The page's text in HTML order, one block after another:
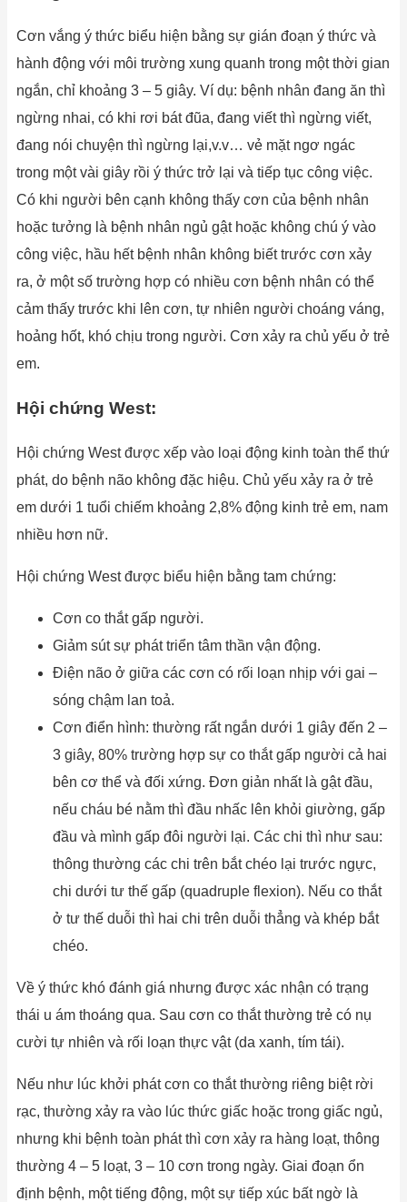
Cơn vắng ý thức biểu hiện bằng sự gián đoạn ý thức và
hành động với môi trường xung quanh trong một thời gian
ngắn, chỉ khoảng 3 – 5 giây. Ví dụ: bệnh nhân đang ăn thì
ngừng nhai, có khi rơi bát đũa, đang viết thì ngừng viết,
đang nói chuyện thì ngừng lại,v.v… vẻ mặt ngơ ngác
trong một vài giây rồi ý thức trở lại và tiếp tục công việc.
Có khi người bên cạnh không thấy cơn của bệnh nhân
hoặc tưởng là bệnh nhân ngủ gật hoặc không chú ý vào
công việc, hầu hết bệnh nhân không biết trước cơn xảy
ra, ở một số trường hợp có nhiều cơn bệnh nhân có thể
cảm thấy trước khi lên cơn, tự nhiên người choáng váng,
hoảng hốt, khó chịu trong người. Cơn xảy ra chủ yếu ở trẻ
em.
Hội chứng West:
Hội chứng West được xếp vào loại động kinh toàn thể thứ
phát, do bệnh não không đặc hiệu. Chủ yếu xảy ra ở trẻ
em dưới 1 tuổi chiếm khoảng 2,8% động kinh trẻ em, nam
nhiều hơn nữ.
Hội chứng West được biểu hiện bằng tam chứng:
Cơn co thắt gấp người.
Giảm sút sự phát triển tâm thần vận động.
Điện não ở giữa các cơn có rối loạn nhịp với gai –
sóng chậm lan toả.
Cơn điển hình: thường rất ngắn dưới 1 giây đến 2 –
3 giây, 80% trường hợp sự co thắt gấp người cả hai
bên cơ thể và đối xứng. Đơn giản nhất là gật đầu,
nếu cháu bé nằm thì đầu nhấc lên khỏi giường, gấp
đầu và mình gấp đôi người lại. Các chi thì như sau:
thông thường các chi trên bắt chéo lại trước ngực,
chi dưới tư thế gấp (quadruple flexion). Nếu co thắt
ở tư thế duỗi thì hai chi trên duỗi thẳng và khép bắt
chéo.
Về ý thức khó đánh giá nhưng được xác nhận có trạng
thái u ám thoáng qua. Sau cơn co thắt thường trẻ có nụ
cười tự nhiên và rối loạn thực vật (da xanh, tím tái).
Nếu như lúc khởi phát cơn co thắt thường riêng biệt rời
rạc, thường xảy ra vào lúc thức giấc hoặc trong giấc ngủ,
nhưng khi bệnh toàn phát thì cơn xảy ra hàng loạt, thông
thường 4 – 5 loạt, 3 – 10 cơn trong ngày. Giai đoạn ổn
định bệnh, một tiếng động, một sự tiếp xúc bất ngờ là